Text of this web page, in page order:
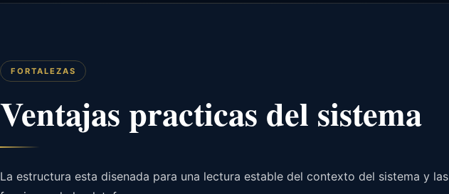
FORTALEZAS
Ventajas practicas del sistema
La estructura esta disenada para una lectura estable del contexto del sistema y las